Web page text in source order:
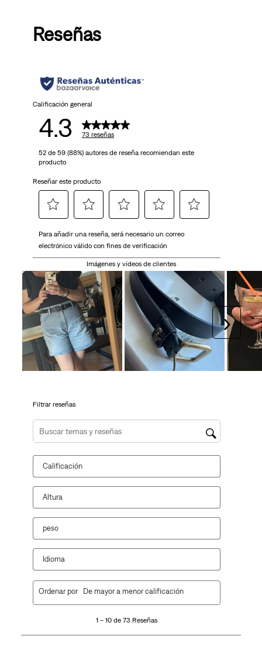
Reseñas
Calificación general
4.3 73 reseñas
52 de 59 (88%) autores de reseña recomiendan este
producto
Reseñar este producto
para
calificar
artículo
con
1
estrella
Esta
acción
abrirá
el
envío.
para
calificar
artículo
con
2
estrellas.
Esta
acción
abrirá
el
envío.
para
calificar
el
artículo
con
3
estrellas.
Esta
acción
abrirá
el
para
calificar
el
artículo
con
estrellas.
Esta
acción
abrirá
el
para
artículo
con
5
estrellas.
Esta
acción
abrirá
el
Para añadir una reseña, será necesario un correo
electrónico válido con fines de verificación
Imágenes y vídeos de clientes
Filtrar reseñas
Región de búsqueda de temas y reseñas
Calificación
Altura
peso
Idioma
73
1 – 10 de 73 Reseñas
Ordenar por De mayor a menor calificación